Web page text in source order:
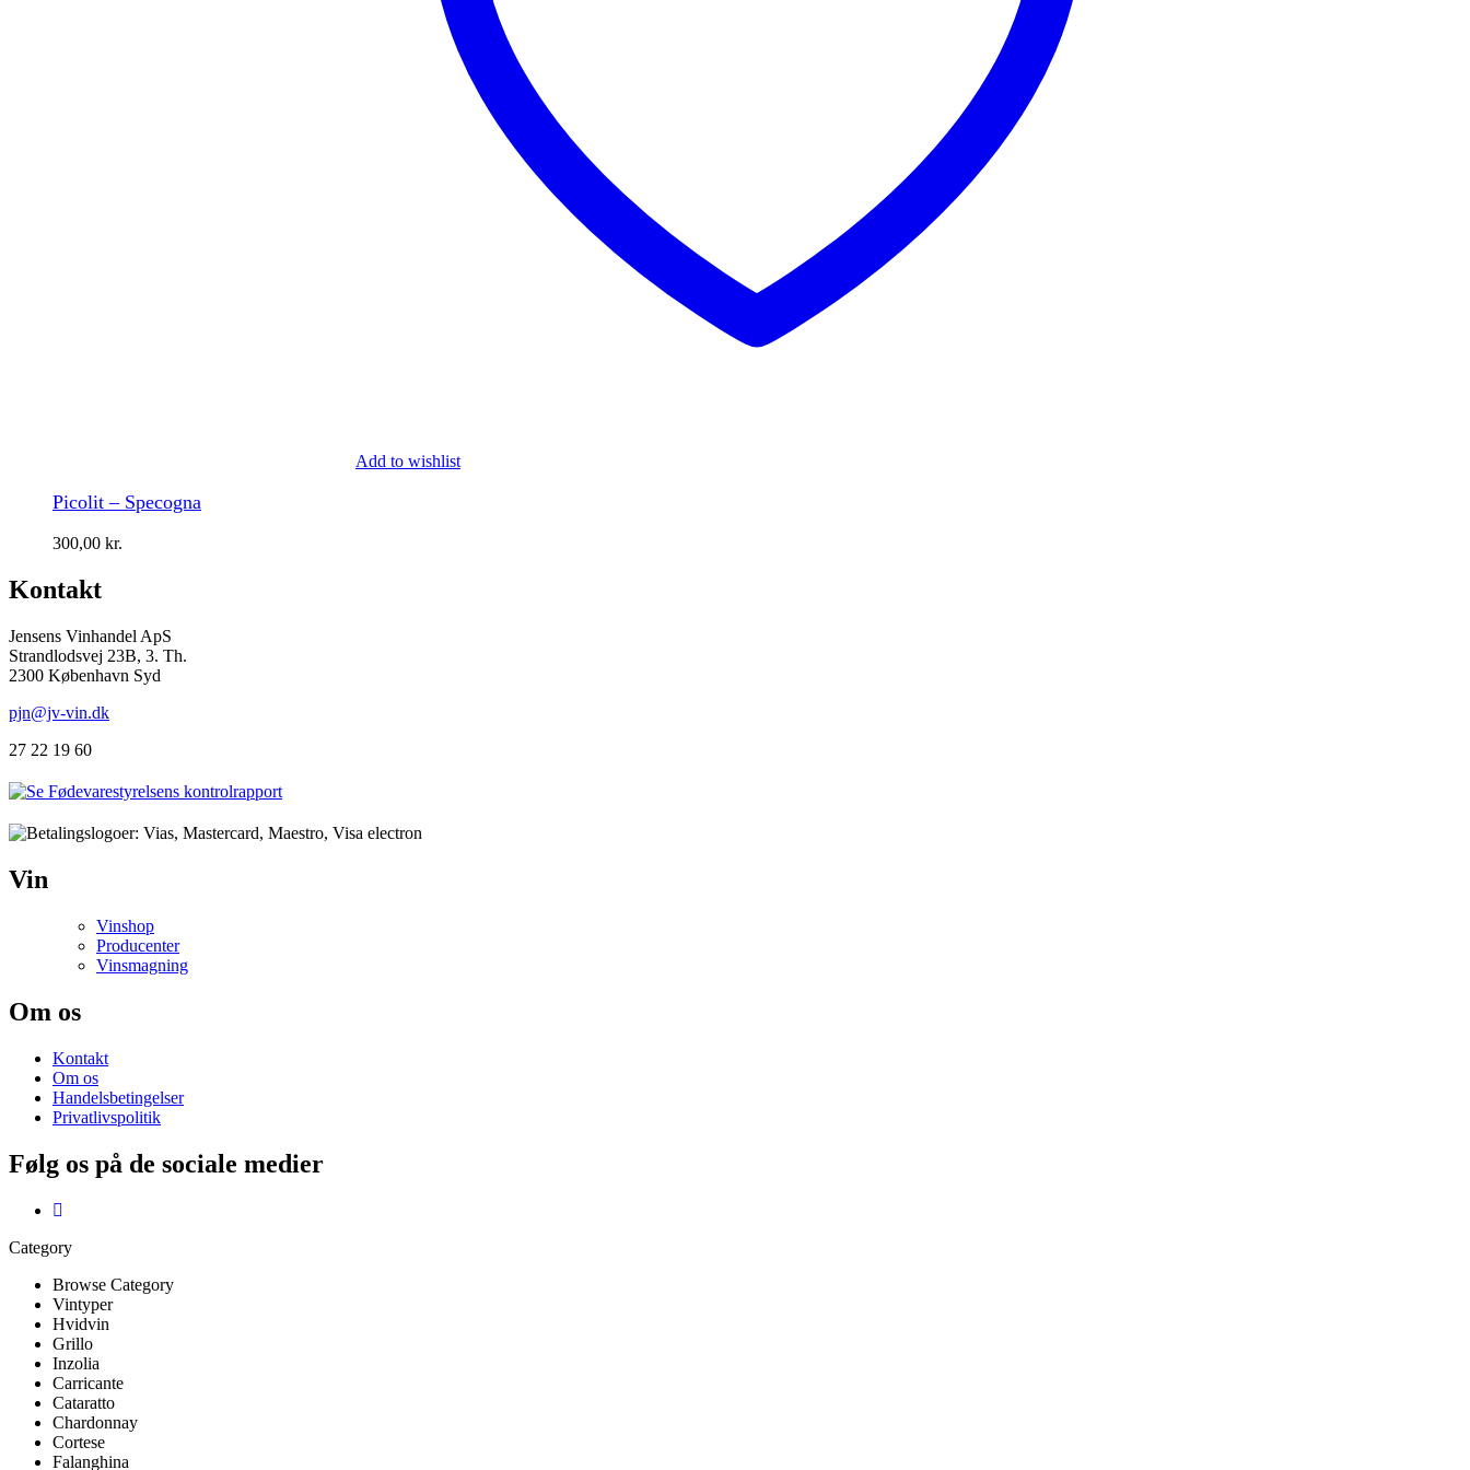
Add to wishlist
Picolit – Specogna
300,00 kr.
Kontakt
Jensens Vinhandel ApS
Strandlodsvej 23B, 3. Th.
2300 København Syd
pjn@jv-vin.dk
27 22 19 60
Vin
Vinshop
Producenter
Vinsmagning
Om os
Kontakt
Om os
Handelsbetingelser
Privatlivspolitik
Følg os på de sociale medier
Category
Browse Category
Vintyper
Hvidvin
Grillo
Inzolia
Carricante
Cataratto
Chardonnay
Cortese
Falanghina